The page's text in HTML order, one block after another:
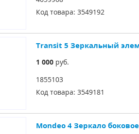
Код товара: 3549192
Transit 5 Зеркальный
1 000руб.
1855103
Код товара: 3549181
Mondeo 4 Зеркало